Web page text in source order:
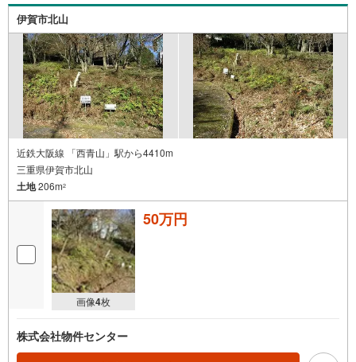
伊賀市北山
近鉄大阪線 「西青山」駅から4410m
三重県伊賀市北山
土地206m2
画像4枚
50万円
株式会社物件センター